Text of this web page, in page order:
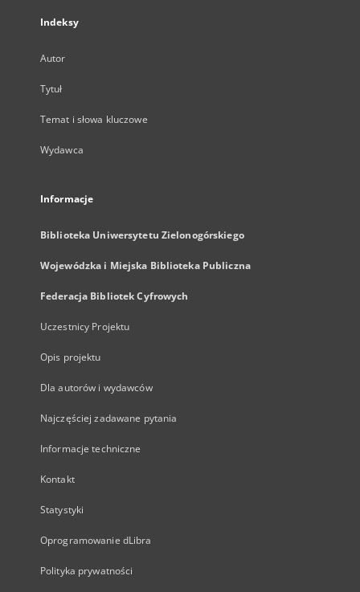
Indeksy
Autor
Tytuł
Temat i słowa kluczowe
Wydawca
Informacje
Biblioteka Uniwersytetu Zielonogórskiego
Wojewódzka i Miejska Biblioteka Publiczna
Federacja Bibliotek Cyfrowych
Uczestnicy Projektu
Opis projektu
Dla autorów i wydawców
Najczęściej zadawane pytania
Informacje techniczne
Kontakt
Statystyki
Oprogramowanie dLibra
Polityka prywatności